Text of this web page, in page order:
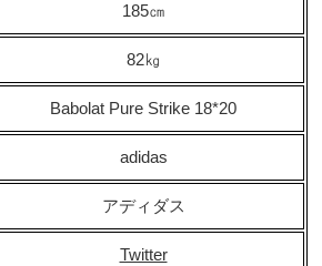
185㎝
82㎏
Babolat Pure Strike 18*20
adidas
アディダス
Twitter